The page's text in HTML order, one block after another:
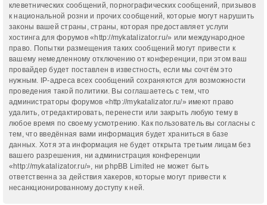
клеветнических сообщений, порнографических сообщений, призывов
к национальной розни и прочих сообщений, которые могут нарушить
законы вашей страны, страны, которая предоставляет услуги
хостинга для форумов «http://mykatalizator.ru/» или международное
право. Попытки размещения таких сообщений могут привести к
вашему немедленному отключению от конференции, при этом ваш
провайдер будет поставлен в известность, если мы сочтём это
нужным. IP-адреса всех сообщений сохраняются для возможности
проведения такой политики. Вы соглашаетесь с тем, что
администраторы форумов «http://mykatalizator.ru/» имеют право
удалить, отредактировать, перенести или закрыть любую тему в
любое время по своему усмотрению. Как пользователь вы согласны с
тем, что введённая вами информация будет храниться в базе
данных. Хотя эта информация не будет открыта третьим лицам без
вашего разрешения, ни администрация конференции
«http://mykatalizator.ru/», ни phpBB Limited не может быть
ответственна за действия хакеров, которые могут привести к
несанкционированному доступу к ней.